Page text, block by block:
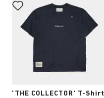
'THE COLLECTOR' T-Shirt
koloru
spowoduje
zmianę
zdjęcia
produktu